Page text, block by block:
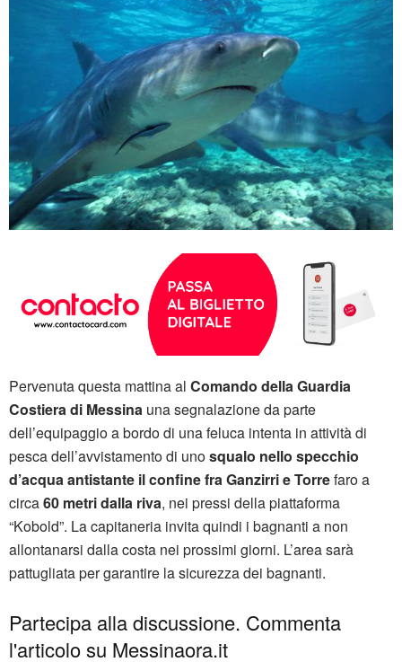
Pervenuta questa mattina al Comando della Guardia
Costiera di Messina una segnalazione da parte
dell’equipaggio a bordo di una feluca intenta in attività di
pesca dell’avvistamento di unosqualo nello specchio
d’acqua antistante il confine fra Ganzirri e Torrefaro a
circa60 metri dalla riva, nei pressi della piattaforma
“Kobold”. La capitaneria invita quindi i bagnanti a non
allontanarsi dalla costa nei prossimi giorni. L’area sarà
pattugliata per garantire la sicurezza dei bagnanti.
Partecipa alla discussione. Commenta
l'articolo su Messinaora.it